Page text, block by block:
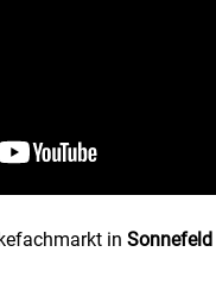
in Sonnefeld